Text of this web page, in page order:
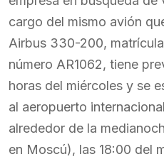
cargo del mismo avión
Airbus 330-200,
número AR1062, tiene
horas del miércoles y se
al aeropuerto
alrededor de la
en Moscú), las 18:00 del